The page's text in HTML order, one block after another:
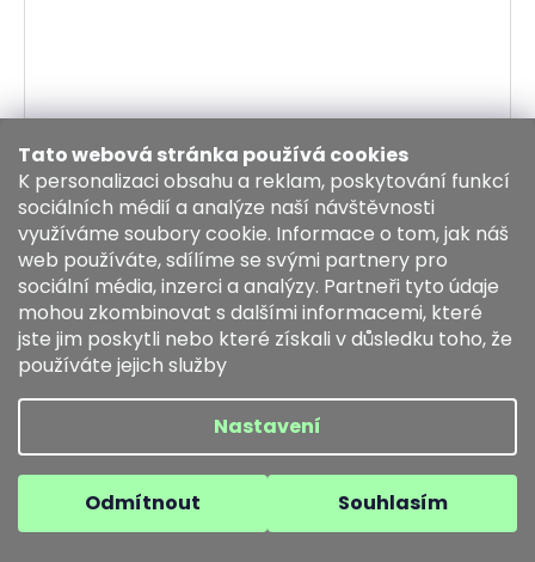
Tato webová stránka používá cookies
K personalizaci obsahu a reklam, poskytování funkcí
sociálních médií a analýze naší návštěvnosti
využíváme soubory cookie. Informace o tom, jak náš
web používáte, sdílíme se svými partnery pro
sociální média, inzerci a analýzy. Partneři tyto údaje
mohou zkombinovat s dalšími informacemi, které
jste jim poskytli nebo které získali v důsledku toho, že
používáte jejich služby
Nastavení
Odmítnout Souhlasím
Manikúrová sada PREMIUM LINE 5-dílná "Zvěrokruh -
blíženci" černá
Skladem
729 Kč
DO KOŠÍKU
Kód:18815BLACK-Z02